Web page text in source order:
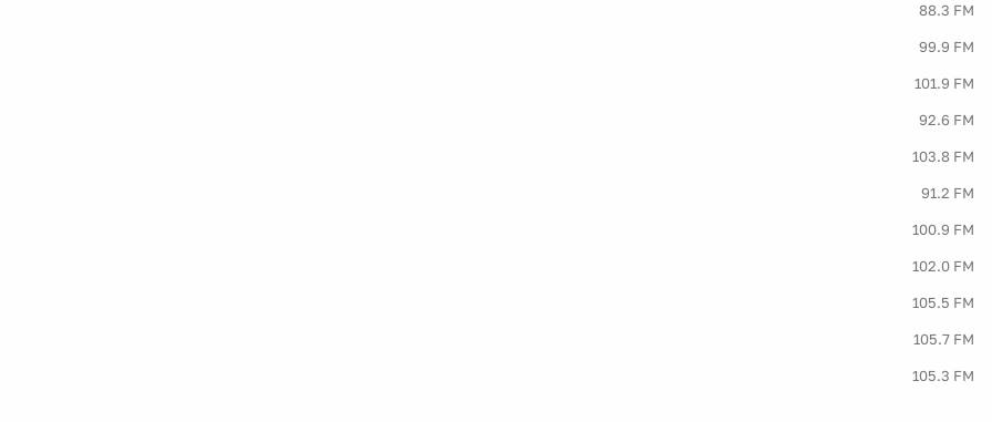
88.3 FM
99.9 FM
101.9 FM
92.6 FM
103.8 FM
91.2 FM
100.9 FM
102.0 FM
105.5 FM
105.7 FM
105.3 FM